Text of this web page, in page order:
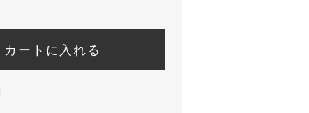
カートに入れる